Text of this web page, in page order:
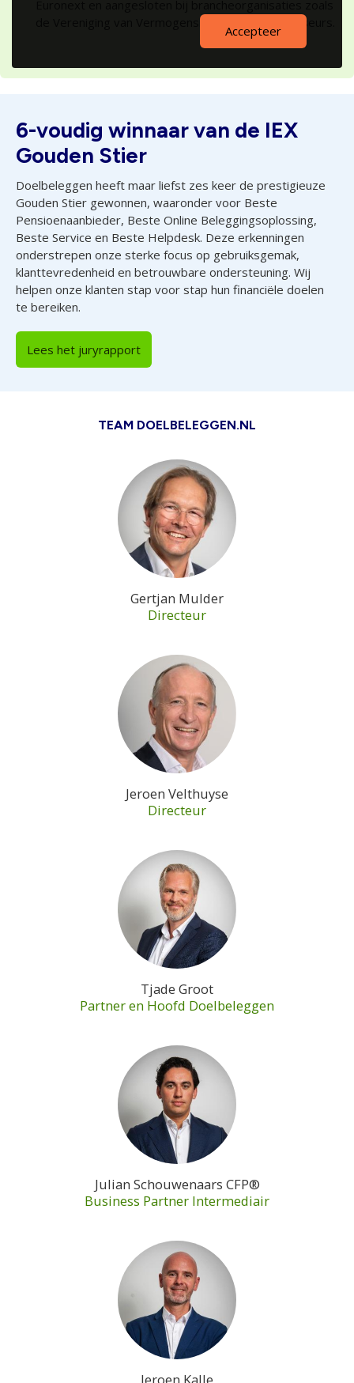
de Vereniging van Vermogensbeheerders & Adviseurs.
6-voudig winnaar van de IEX
Gouden Stier
Doelbeleggen heeft maar liefst zes keer de prestigieuze
Gouden Stier gewonnen, waaronder voor Beste
Pensioenaanbieder, Beste Online Beleggingsoplossing,
Beste Service en Beste Helpdesk. Deze erkenningen
onderstrepen onze sterke focus op gebruiksgemak,
klanttevredenheid en betrouwbare ondersteuning. Wij
helpen onze klanten stap voor stap hun financiële doelen
te bereiken.
Lees het juryrapport
TEAM DOELBELEGGEN.NL
Gertjan Mulder
Directeur
Jeroen Velthuyse
Directeur
Tjade Groot
Partner en Hoofd Doelbeleggen
Julian Schouwenaars CFP®
Business Partner Intermediair
Jeroen Kalle
Accepteer